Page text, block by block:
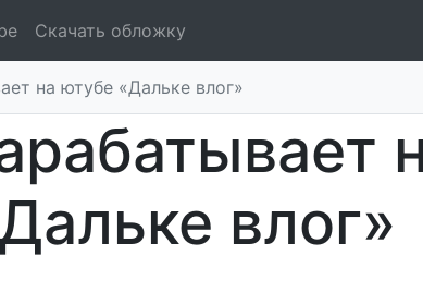
Скачать обложку
на ютубе «Дальке влог»
влог»